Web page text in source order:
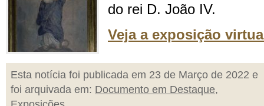
do rei D. João IV.
Veja a exposição
Esta notícia foi publicada em 23 de Março de 2022 e
foi arquivada em: Documento em Destaque,